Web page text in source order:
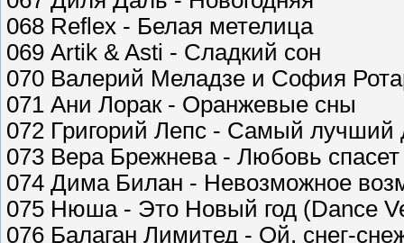
068 Reflex - Белая метелица
069 Artik & Asti - Сладкий сон
070 Валерий Меладзе и София
071 Ани Лорак - Оранжевые сны
072 Григорий Лепс - Самый лучший
073 Вера Брежнева - Любовь
074 Дима Билан - Невозможное
075 Нюша - Это Новый год (Dance
076 Балаган Лимитед - Ой, снег-